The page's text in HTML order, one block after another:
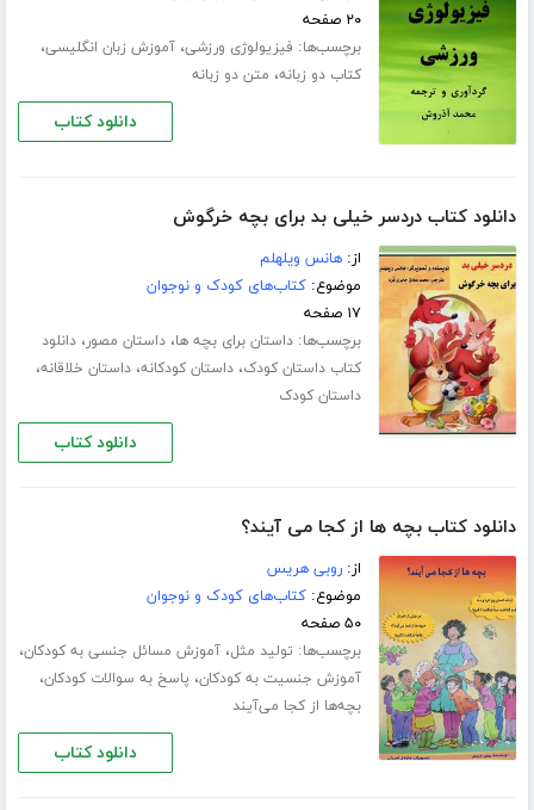
۲۰ صفحه
برچسب‌ها: فیزیولوژی ورزشی،آموزش زبان انگلیسی،
کتاب دو زبانه، متن دو زبانه
دانلود کتاب
دانلود کتاب دردسر خیلی بد برای بچه خرگوش
از:هانس ویلهلم
موضوع:کتاب‌های کودک و نوجوان
۱۷ صفحه
برچسب‌ها:داستان برای بچه ها،داستان مصور،دانلود
کتاب داستان کودک،داستان کودکانه،داستان خلاقانه،
داستان کودک
دانلود کتاب
دانلود کتاب بچه ها از کجا می آیند؟
از:روبی هریس
موضوع:کتاب‌های کودک و نوجوان
۵۰ صفحه
برچسب‌ها: تولید مثل،آموزش مسائل جنسی به کودکان،
آموزش جنسیت به کودکان، پاسخ به سوالات کودکان،
بچه‌ها از کجا می‌آیند
دانلود کتاب